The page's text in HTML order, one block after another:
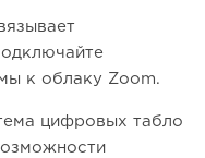
к облаку Zoom.
цифровых табло